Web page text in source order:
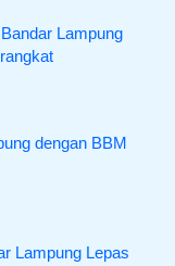
Lampung
dengan BBM
Lampung Lepas